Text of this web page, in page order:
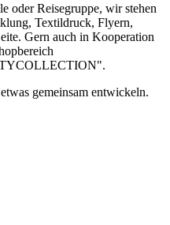
oder Reisegruppe, wir stehen
Textildruck, Flyern,
Gern auch in Kooperation
gemeinsam entwickeln.